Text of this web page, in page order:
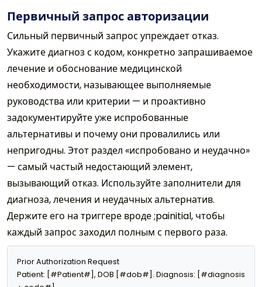
Первичный запрос авторизации
Сильный первичный запрос упреждает отказ.
Укажите диагноз с кодом, конкретно запрашиваемое
лечение и обоснование медицинской
необходимости, называющее выполняемые
руководства или критерии — и проактивно
задокументируйте уже испробованные
альтернативы и почему они провалились или
непригодны. Этот раздел «испробовано и неудачно»
— самый частый недостающий элемент,
вызывающий отказ. Используйте заполнители для
диагноза, лечения и неудачных альтернатив.
Держите его на триггере вроде ;painitial, чтобы
каждый запрос заходил полным с первого раза.
Prior Authorization Request
Patient: [#Patient#], DOB [#dob#]. Diagnosis: [#diagnosis